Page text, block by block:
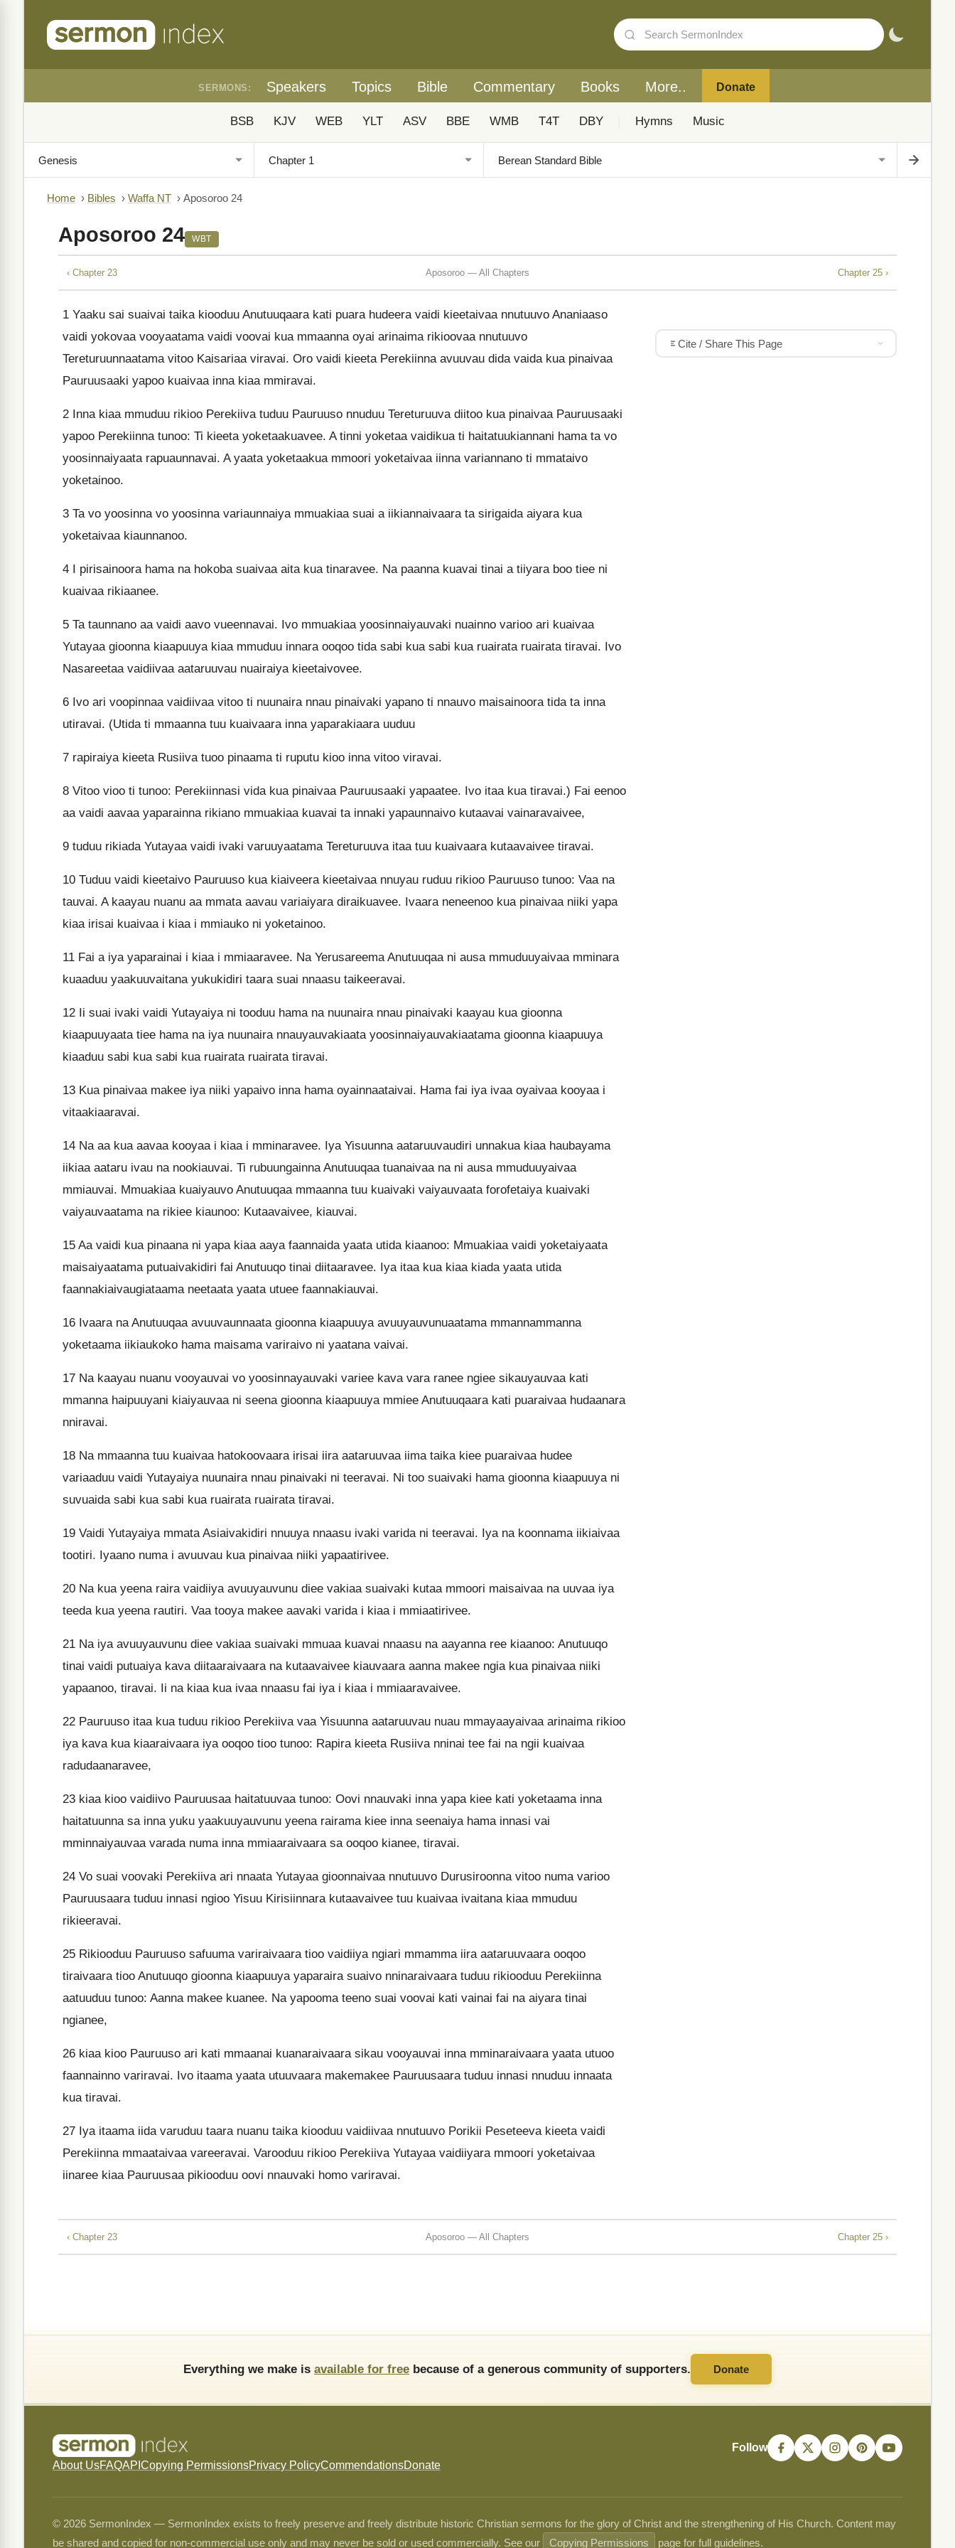
SERMONS: Speakers Topics Bible Commentary Books More.. Donate
BSB KJV WEB YLT ASV BBE WMB T4T DBY Hymns Music
Home › Bibles › Waffa NT › Aposoroo 24
Aposoroo 24 WBT
‹ Chapter 23 Aposoroo — All Chapters Chapter 25 ›
1 Yaaku sai suaivai taika kiooduu Anutuuqaara kati puara hudeera vaidi kieetaivaa nnutuuvo Ananiaaso
vaidi yokovaa vooyaatama vaidi voovai kua mmaanna oyai arinaima rikioovaa nnutuuvo
Tereturuunnaatama vitoo Kaisariaa viravai. Oro vaidi kieeta Perekiinna avuuvau dida vaida kua pinaivaa
Pauruusaaki yapoo kuaivaa inna kiaa mmiravai.
2 Inna kiaa mmuduu rikioo Perekiiva tuduu Pauruuso nnuduu Tereturuuva diitoo kua pinaivaa Pauruusaaki
yapoo Perekiinna tunoo: Ti kieeta yoketaakuavee. A tinni yoketaa vaidikua ti haitatuukiannani hama ta vo
yoosinnaiyaata rapuaunnavai. A yaata yoketaakua mmoori yoketaivaa iinna variannano ti mmataivo
yoketainoo.
3 Ta vo yoosinna vo yoosinna variaunnaiya mmuakiaa suai a iikiannaivaara ta sirigaida aiyara kua
yoketaivaa kiaunnanoo.
4 I pirisainoora hama na hokoba suaivaa aita kua tinaravee. Na paanna kuavai tinai a tiiyara boo tiee ni
kuaivaa rikiaanee.
5 Ta taunnano aa vaidi aavo vueennavai. Ivo mmuakiaa yoosinnaiyauvaki nuainno varioo ari kuaivaa
Yutayaa gioonna kiaapuuya kiaa mmuduu innara ooqoo tida sabi kua sabi kua ruairata ruairata tiravai. Ivo
Nasareetaa vaidiivaa aataruuvau nuairaiya kieetaivovee.
6 Ivo ari voopinnaa vaidiivaa vitoo ti nuunaira nnau pinaivaki yapano ti nnauvo maisainoora tida ta inna
utiravai. (Utida ti mmaanna tuu kuaivaara inna yaparakiaara uuduu
7 rapiraiya kieeta Rusiiva tuoo pinaama ti ruputu kioo inna vitoo viravai.
8 Vitoo vioo ti tunoo: Perekiinnasi vida kua pinaivaa Pauruusaaki yapaatee. Ivo itaa kua tiravai.) Fai eenoo
aa vaidi aavaa yaparainna rikiano mmuakiaa kuavai ta innaki yapaunnaivo kutaavai vainaravaivee,
9 tuduu rikiada Yutayaa vaidi ivaki varuuyaatama Tereturuuva itaa tuu kuaivaara kutaavaivee tiravai.
10 Tuduu vaidi kieetaivo Pauruuso kua kiaiveera kieetaivaa nnuyau ruduu rikioo Pauruuso tunoo: Vaa na
tauvai. A kaayau nuanu aa mmata aavau variaiyara diraikuavee. Ivaara neneenoo kua pinaivaa niiki yapa
kiaa irisai kuaivaa i kiaa i mmiauko ni yoketainoo.
11 Fai a iya yaparainai i kiaa i mmiaaravee. Na Yerusareema Anutuuqaa ni ausa mmuduuyaivaa mminara
kuaaduu yaakuuvaitana yukukidiri taara suai nnaasu taikeeravai.
12 Ii suai ivaki vaidi Yutayaiya ni tooduu hama na nuunaira nnau pinaivaki kaayau kua gioonna
kiaapuuyaata tiee hama na iya nuunaira nnauyauvakiaata yoosinnaiyauvakiaatama gioonna kiaapuuya
kiaaduu sabi kua sabi kua ruairata ruairata tiravai.
13 Kua pinaivaa makee iya niiki yapaivo inna hama oyainnaataivai. Hama fai iya ivaa oyaivaa kooyaa i
vitaakiaaravai.
14 Na aa kua aavaa kooyaa i kiaa i mminaravee. Iya Yisuunna aataruuvaudiri unnakua kiaa haubayama
iikiaa aataru ivau na nookiauvai. Ti rubuungainna Anutuuqaa tuanaivaa na ni ausa mmuduuyaivaa
mmiauvai. Mmuakiaa kuaiyauvo Anutuuqaa mmaanna tuu kuaivaki vaiyauvaata forofetaiya kuaivaki
vaiyauvaatama na rikiee kiaunoo: Kutaavaivee, kiauvai.
15 Aa vaidi kua pinaana ni yapa kiaa aaya faannaida yaata utida kiaanoo: Mmuakiaa vaidi yoketaiyaata
maisaiyaatama putuaivakidiri fai Anutuuqo tinai diitaaravee. Iya itaa kua kiaa kiada yaata utida
faannakiaivaugiataama neetaata yaata utuee faannakiauvai.
16 Ivaara na Anutuuqaa avuuvaunnaata gioonna kiaapuuya avuuyauvunuaatama mmannammanna
yoketaama iikiaukoko hama maisama variraivo ni yaatana vaivai.
17 Na kaayau nuanu vooyauvai vo yoosinnayauvaki variee kava vara ranee ngiee sikauyauvaa kati
mmanna haipuuyani kiaiyauvaa ni seena gioonna kiaapuuya mmiee Anutuuqaara kati puaraivaa hudaanara
nniravai.
18 Na mmaanna tuu kuaivaa hatokoovaara irisai iira aataruuvaa iima taika kiee puaraivaa hudee
variaaduu vaidi Yutayaiya nuunaira nnau pinaivaki ni teeravai. Ni too suaivaki hama gioonna kiaapuuya ni
suvuaida sabi kua sabi kua ruairata ruairata tiravai.
19 Vaidi Yutayaiya mmata Asiaivakidiri nnuuya nnaasu ivaki varida ni teeravai. Iya na koonnama iikiaivaa
tootiri. Iyaano numa i avuuvau kua pinaivaa niiki yapaatirivee.
20 Na kua yeena raira vaidiiya avuuyauvunu diee vakiaa suaivaki kutaa mmoori maisaivaa na uuvaa iya
teeda kua yeena rautiri. Vaa tooya makee aavaki varida i kiaa i mmiaatirivee.
21 Na iya avuuyauvunu diee vakiaa suaivaki mmuaa kuavai nnaasu na aayanna ree kiaanoo: Anutuuqo
tinai vaidi putuaiya kava diitaaraivaara na kutaavaivee kiauvaara aanna makee ngia kua pinaivaa niiki
yapaanoo, tiravai. Ii na kiaa kua ivaa nnaasu fai iya i kiaa i mmiaaravaivee.
22 Pauruuso itaa kua tuduu rikioo Perekiiva vaa Yisuunna aataruuvau nuau mmayaayaivaa arinaima rikioo
iya kava kua kiaaraivaara iya ooqoo tioo tunoo: Rapira kieeta Rusiiva nninai tee fai na ngii kuaivaa
radudaanaravee,
23 kiaa kioo vaidiivo Pauruusaa haitatuuvaa tunoo: Oovi nnauvaki inna yapa kiee kati yoketaama inna
haitatuunna sa inna yuku yaakuuyauvunu yeena rairama kiee inna seenaiya hama innasi vai
mminnaiyauvaa varada numa inna mmiaaraivaara sa ooqoo kianee, tiravai.
24 Vo suai voovaki Perekiiva ari nnaata Yutayaa gioonnaivaa nnutuuvo Durusiroonna vitoo numa varioo
Pauruusaara tuduu innasi ngioo Yisuu Kirisiinnara kutaavaivee tuu kuaivaa ivaitana kiaa mmuduu
rikieeravai.
25 Rikiooduu Pauruuso safuuma variraivaara tioo vaidiiya ngiari mmamma iira aataruuvaara ooqoo
tiraivaara tioo Anutuuqo gioonna kiaapuuya yaparaira suaivo nninaraivaara tuduu rikiooduu Perekiinna
aatuuduu tunoo: Aanna makee kuanee. Na yapooma teeno suai voovai kati vainai fai na aiyara tinai
ngianee,
26 kiaa kioo Pauruuso ari kati mmaanai kuanaraivaara sikau vooyauvai inna mminaraivaara yaata utuoo
faannainno variravai. Ivo itaama yaata utuuvaara makemakee Pauruusaara tuduu innasi nnuduu innaata
kua tiravai.
27 Iya itaama iida varuduu taara nuanu taika kiooduu vaidiivaa nnutuuvo Porikii Peseteeva kieeta vaidi
Perekiinna mmaataivaa vareeravai. Varooduu rikioo Perekiiva Yutayaa vaidiiyara mmoori yoketaivaa
iinaree kiaa Pauruusaa pikiooduu oovi nnauvaki homo variravai.
Cite / Share This Page
‹ Chapter 23 Aposoroo — All Chapters Chapter 25 ›
Everything we make is available for free because of a generous community of supporters. Donate
About UsFAQAPI Copying PermissionsPrivacy PolicyCommendationsDonate
Follow
© 2026 SermonIndex — SermonIndex exists to freely preserve and freely distribute historic Christian sermons for the glory of Christ and the strengthening of His Church. Content may
be shared and copied for non-commercial use only and may never be sold or used commercially. See our
Copying Permissions page for full guidelines.